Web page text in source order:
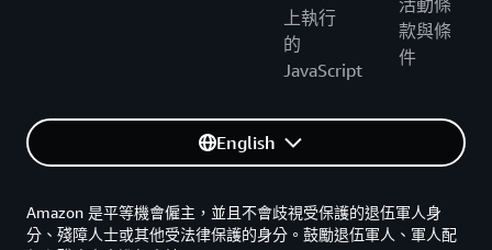
上執行
的
JavaScript
活動條
款與條
件
English
Amazon 是平等機會僱主，並且不會歧視受保護的退伍軍人身
分、殘障人士或其他受法律保護的身分。鼓勵退伍軍人、軍人配